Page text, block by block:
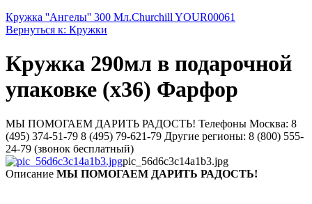
Кружка ''Ангелы'' 300 Мл.Churchill YOUR00061
Вернуться к: Кружки
Кружка 290мл в подарочной
упаковке (х36) Фарфор
МЫ ПОМОГАЕМ ДАРИТЬ РАДОСТЬ! Телефоны Москва: 8
(495) 374-51-79 8 (495) 79-621-79 Другие регионы: 8 (800) 555-
24-79 (звонок бесплатный)
pic_56d6c3c14a1b3.jpg
Описание МЫ ПОМОГАЕМ ДАРИТЬ РАДОСТЬ!